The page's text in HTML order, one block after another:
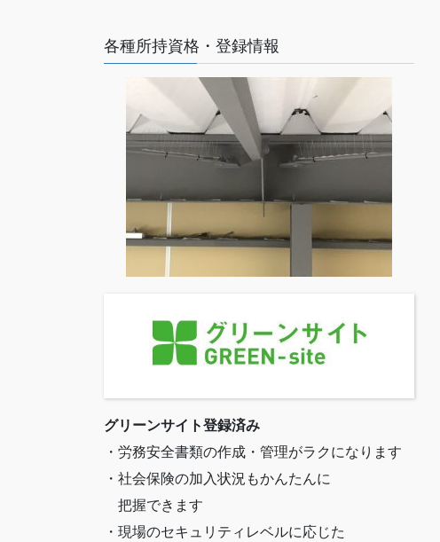
各種所持資格・登録情報
グリーンサイト登録済み
・労務安全書類の作成・管理がラクになります
・社会保険の加入状況もかんたんに
把握できます
・現場のセキュリティレベルに応じた